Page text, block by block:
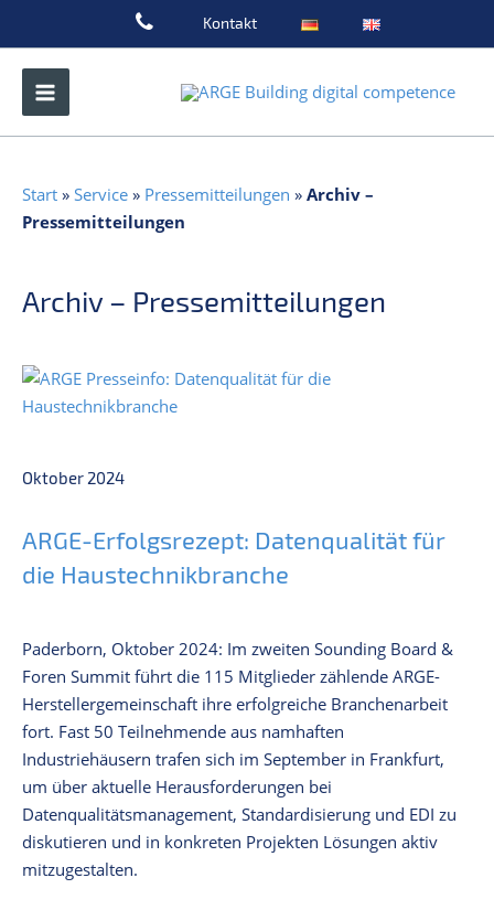
springen
Kontakt
Start » Service » Pressemitteilungen » Archiv –
Pressemitteilungen
Archiv – Pressemitteilungen
Oktober 2024
ARGE-Erfolgsrezept: Datenqualität für
die Haustechnikbranche
Paderborn, Oktober 2024: Im zweiten Sounding Board &
Foren Summit führt die 115 Mitglieder zählende ARGE-
Herstellergemeinschaft ihre erfolgreiche Branchenarbeit
fort. Fast 50 Teilnehmende aus namhaften
Industriehäusern trafen sich im September in Frankfurt,
um über aktuelle Herausforderungen bei
Datenqualitätsmanagement, Standardisierung und EDI zu
diskutieren und in konkreten Projekten Lösungen aktiv
mitzugestalten.